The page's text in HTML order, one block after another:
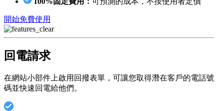
開始免費使用
回電請求
在網站小部件上啟用回撥表單，可讓您取得潛在客戶的電話號
碼並快速回電給他們。